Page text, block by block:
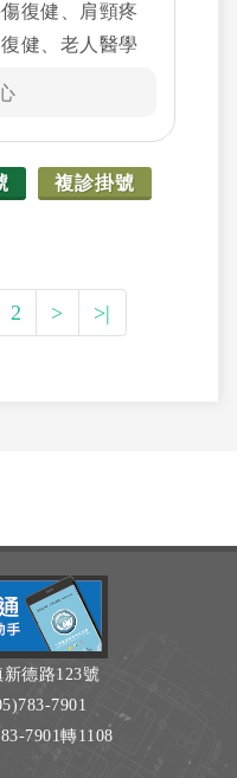
復健、肩頸疼
健、老人醫學
複診掛號
2 > >|
德路123號
7901
7901轉1108